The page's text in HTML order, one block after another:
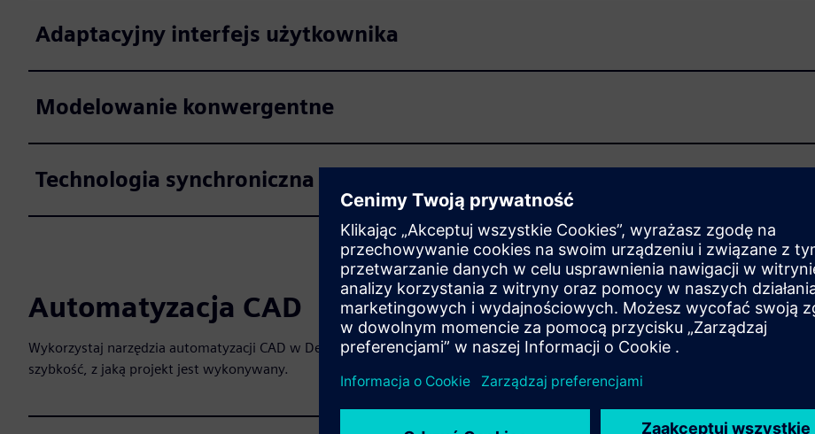
Adaptacyjny interfejs użytkownika
Modelowanie konwergentne
Technologia synchroniczna
Automatyzacja CAD
Wykorzystaj narzędzia automatyzacji CAD w Designcenter, aby poprawić jakość projektów produktów i zwiększyć
szybkość, z jaką projekt jest wykonywany.